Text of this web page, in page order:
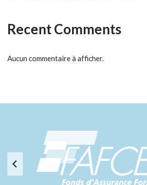
Recent Comments
Aucun commentaire à afficher.